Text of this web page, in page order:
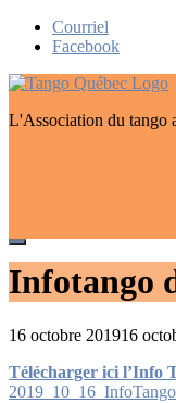
Skip
Courriel
Facebook
L'Association du tango
Infotango
16 octobre 201916
Navigation
de
Télécharger ici l’Info
2019_10_16_InfoTango